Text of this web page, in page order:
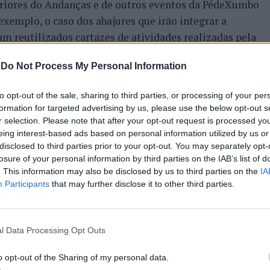
Do Not Process My Personal Information
opt-out of the sale, sharing to third parties, or processing of your
for targeted advertising by us, please use the below opt-out
selection. Please note that after your opt-out request is processed
interest-based ads based on personal information utilized by us
to third parties prior to your opt-out. You may separately
of your personal information by third parties on the IAB’s list of
This information may also be disclosed by us to third parties on the
Participants that may further disclose it to other third parties.
Data Processing Opt Outs
opt-out of the Sharing of my personal data.
do Andanças e de outros eventos da PédeXumbo
o caso dos abajures que irão integrar a
reutilizados cartazes de atividades realizadas pela
recinto, construídos a partir de paletes cedidas por
dos pufes, feitos com lonas de edições anteriores do
desta edição do Andanças, “o barro e o
do concelho, designadamente a olaria de São Pedro
para a montagem do recinto. “As estruturas
alguns utilizados em edições anteriores, a
d’Apresentação, responsável por este setor.
a par das convencionais, e as torneiras têm
“Lutamos constantemente contra o